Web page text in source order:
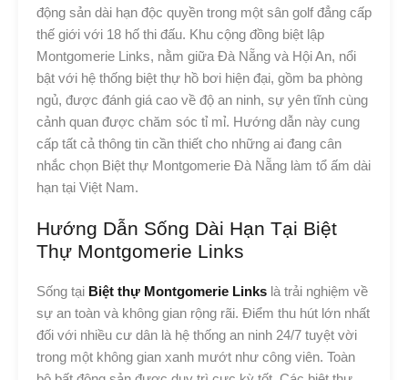
động sản dài hạn độc quyền trong một sân golf đẳng cấp
thế giới với 18 hố thi đấu. Khu cộng đồng biệt lập
Montgomerie Links, nằm giữa Đà Nẵng và Hội An, nổi
bật với hệ thống biệt thự hồ bơi hiện đại, gồm ba phòng
ngủ, được đánh giá cao về độ an ninh, sự yên tĩnh cùng
cảnh quan được chăm sóc tỉ mỉ. Hướng dẫn này cung
cấp tất cả thông tin cần thiết cho những ai đang cân
nhắc chọn Biệt thự Montgomerie Đà Nẵng làm tổ ấm dài
hạn tại Việt Nam.
Hướng Dẫn Sống Dài Hạn Tại Biệt
Thự Montgomerie Links
Sống tại Biệt thự Montgomerie Links là trải nghiệm về
sự an toàn và không gian rộng rãi. Điểm thu hút lớn nhất
đối với nhiều cư dân là hệ thống an ninh 24/7 tuyệt vời
trong một không gian xanh mướt như công viên. Toàn